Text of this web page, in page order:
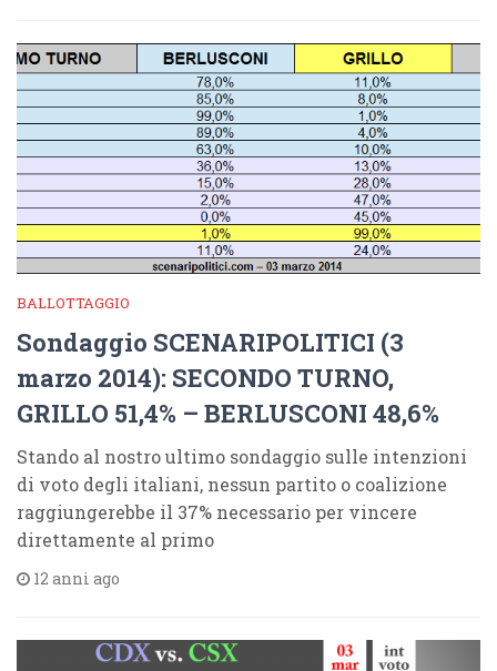
BALLOTTAGGIO
Sondaggio SCENARIPOLITICI (3
marzo 2014): SECONDO TURNO,
GRILLO 51,4% – BERLUSCONI 48,6%
Stando al nostro ultimo sondaggio sulle intenzioni
di voto degli italiani, nessun partito o coalizione
raggiungerebbe il 37% necessario per vincere
direttamente al primo
12 anni ago